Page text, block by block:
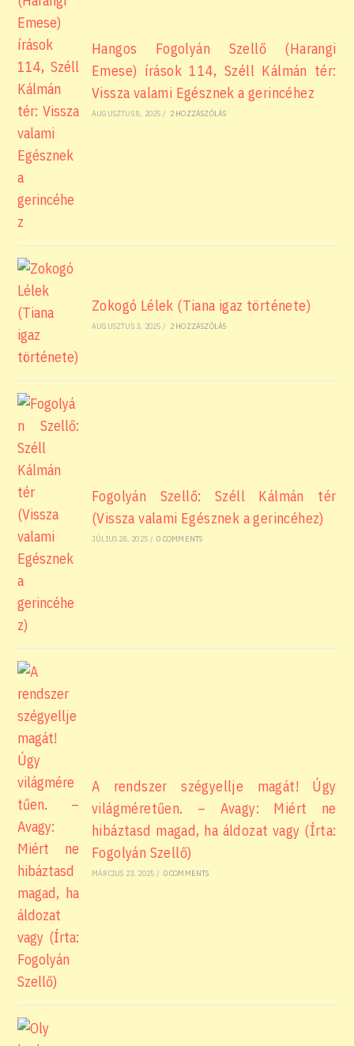
Hangos Fogolyán Szellő (Harangi
Emese) írások 114, Széll Kálmán tér:
Vissza valami Egésznek a gerincéhez
AUGUSZTUS 8, 2025 / 2 HOZZÁSZÓLÁS
Zokogó Lélek (Tiana igaz története)
AUGUSZTUS 3, 2025 / 2 HOZZÁSZÓLÁS
Fogolyán Szellő: Széll Kálmán tér
(Vissza valami Egésznek a gerincéhez)
JÚLIUS 28, 2025 / 0 COMMENTS
A rendszer szégyellje magát! Úgy
világméretűen. – Avagy: Miért ne
hibáztasd magad, ha áldozat vagy (Írta:
Fogolyán Szellő)
MÁRCIUS 23, 2025 / 0 COMMENTS